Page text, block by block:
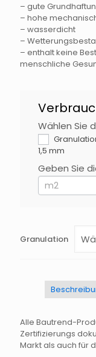
– gute
– hohe
– wasserdicht
–
– enthalt keine
menschliche
Plast
Akrilat
DE
Wählen Sie
1,5 mm
Geben Sie
Falls
Du
menschlich
lasse
dieses
Feld
Granulation
Alle Bautrend-
Zertifizierungs
Markt als auch für